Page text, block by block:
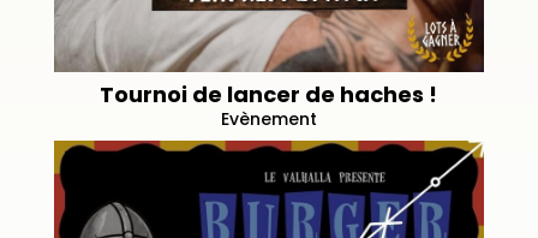
Tournoi de lancer de haches !
Evènement